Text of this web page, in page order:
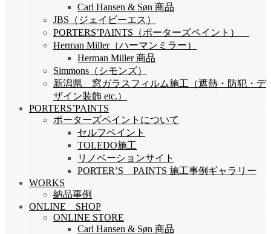
Carl Hansen & Søn 商品
JBS（ジェイビーエス）
PORTERS’PAINTS（ポーターズペイント）
Herman Miller（ハーマンミラー）
Herman Miller 商品
Simmons（シモンズ）
新潟県 窓ガラスフィルム施工（遮熱・防犯・デ
ザイン装飾 etc.）
PORTERS’PAINTS
ポーターズペイントについて
セルフペイント
TOLEDO施工
リノベーションサイト
PORTER’S PAINTS 施工事例ギャラリー
WORKS
納品事例
ONLINE SHOP
ONLINE STORE
Carl Hansen & Søn 商品